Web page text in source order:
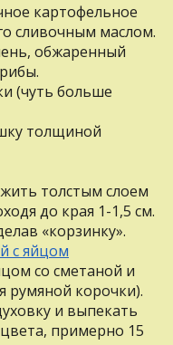
картофельное
сливочным маслом.
обжаренный
(чуть больше
толщиной
толстым слоем
до края 1-1,5 см.
«корзинку».
co сметаной и
румяной корочки).
и выпекать
примерно 15